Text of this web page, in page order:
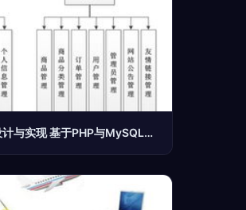
动漫周边电商网站的设计与实现 基于PHP与MySQL的网站开发